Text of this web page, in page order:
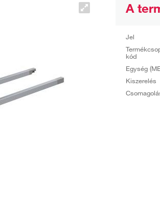
A
Jel
kód
Egység
Kiszerelés